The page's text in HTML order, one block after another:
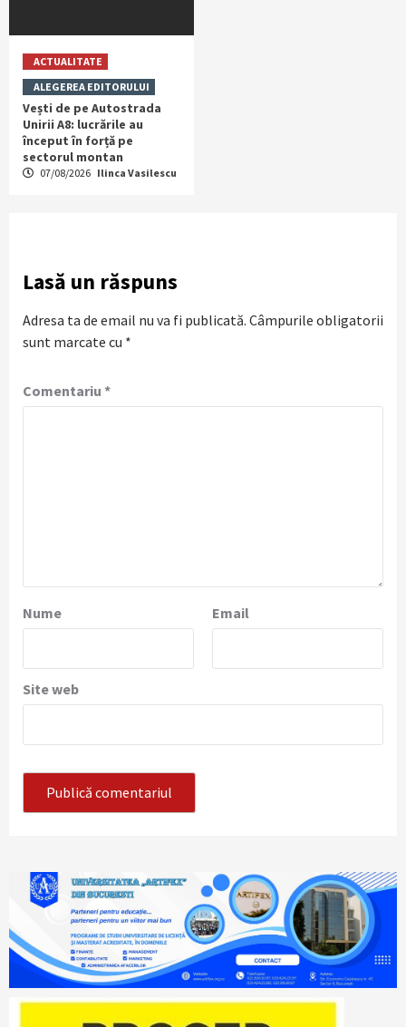
ACTUALITATE
ALEGEREA EDITORULUI
Vești de pe Autostrada
Unirii A8: lucrările au
început în forță pe
sectorul montan
07/08/2026 Ilinca Vasilescu
Lasă un răspuns
Adresa ta de email nu va fi publicată. Câmpurile obligatorii
sunt marcate cu *
Comentariu *
Nume Email
Site web